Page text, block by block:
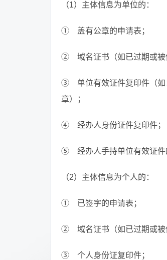
（1）主体信息为单位的：
① 盖有公章的申请表；
② 域名证书（如已过期或被
③ 单位有效证件复印件（如
章）；
④ 经办人身份证件复印件；
⑤ 经办人手持单位有效证件
（2）主体信息为个人的：
① 已签字的申请表；
② 域名证书（如已过期或被
③ 个人身份证复印件；